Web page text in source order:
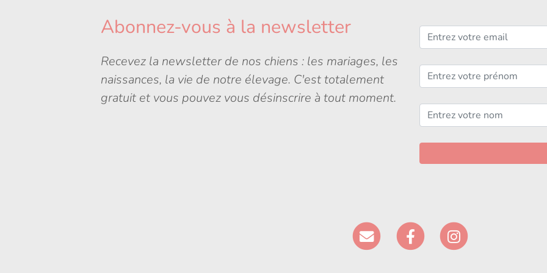
Abonnez-vous à la newsletter
Recevez la newsletter de nos chiens : les mariages, les
naissances, la vie de notre élevage. C'est totalement
gratuit et vous pouvez vous désinscrire à tout moment.